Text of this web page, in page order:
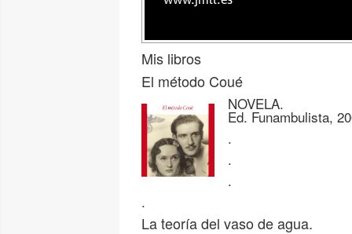
Mis libros
El método Coué
NOVELA.
Ed. Funambulista,
.
.
.
.
La teoría del vaso de agua.